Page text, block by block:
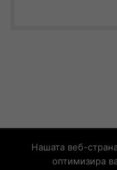
© Copyright 2019
Нашата веб-
оптимизира